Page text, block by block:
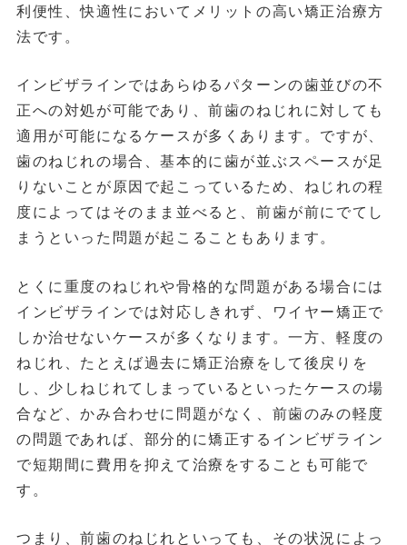
利便性、快適性においてメリットの高い矯正治療方
法です。
インビザラインではあらゆるパターンの歯並びの不
正への対処が可能であり、前歯のねじれに対しても
適用が可能になるケースが多くあります。ですが、
歯のねじれの場合、基本的に歯が並ぶスペースが足
りないことが原因で起こっているため、ねじれの程
度によってはそのまま並べると、前歯が前にでてし
まうといった問題が起こることもあります。
とくに重度のねじれや骨格的な問題がある場合には
インビザラインでは対応しきれず、ワイヤー矯正で
しか治せないケースが多くなります。一方、軽度の
ねじれ、たとえば過去に矯正治療をして後戻りを
し、少しねじれてしまっているといったケースの場
合など、かみ合わせに問題がなく、前歯のみの軽度
の問題であれば、部分的に矯正するインビザライン
で短期間に費用を抑えて治療をすることも可能で
す。
つまり、前歯のねじれといっても、その状況によっ